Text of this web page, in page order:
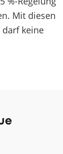
Mit diesen
keine